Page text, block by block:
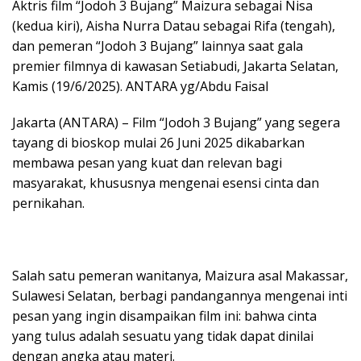
Aktris film “Jodoh 3 Bujang” Maizura sebagai Nisa
(kedua kiri), Aisha Nurra Datau sebagai Rifa (tengah),
dan pemeran “Jodoh 3 Bujang” lainnya saat gala
premier filmnya di kawasan Setiabudi, Jakarta Selatan,
Kamis (19/6/2025). ANTARA yg/Abdu Faisal
Jakarta (ANTARA) – Film “Jodoh 3 Bujang” yang segera
tayang di bioskop mulai 26 Juni 2025 dikabarkan
membawa pesan yang kuat dan relevan bagi
masyarakat, khususnya mengenai esensi cinta dan
pernikahan.
Salah satu pemeran wanitanya, Maizura asal Makassar,
Sulawesi Selatan, berbagi pandangannya mengenai inti
pesan yang ingin disampaikan film ini: bahwa cinta
yang tulus adalah sesuatu yang tidak dapat dinilai
dengan angka atau materi.